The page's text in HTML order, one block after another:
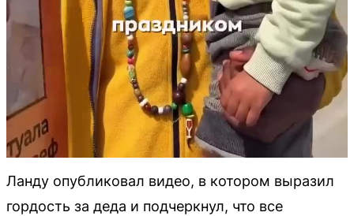
Ланду опубликовал видео, в котором выразил
гордость за деда и подчеркнул, что все